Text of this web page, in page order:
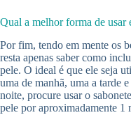
Qual a melhor forma de usar
Por fim, tendo em mente os
resta apenas saber como
pele. O ideal é que ele seja
uma de manhã, uma a tarde
noite, procure usar o
pele por aproximadamente 1